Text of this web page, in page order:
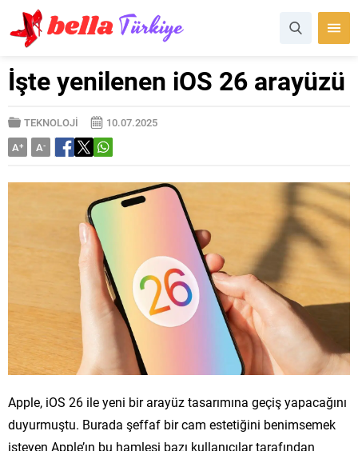
İşte yenilenen iOS 26 arayüzü
TEKNOLOJİ
10.07.2025
A+ A-
Apple, iOS 26 ile yeni bir arayüz tasarımına geçiş yapacağını
duyurmuştu. Burada şeffaf bir cam estetiğini benimsemek
isteyen Apple’ın bu hamlesi bazı kullanıcılar tarafından